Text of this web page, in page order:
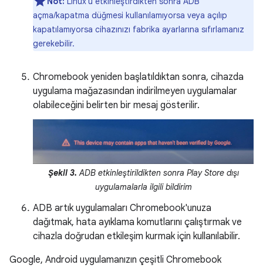
açma/kapatma düğmesi kullanılamıyorsa veya açılıp
kapatılamıyorsa cihazınızı fabrika ayarlarına sıfırlamanız
gerekebilir.
Chromebook yeniden başlatıldıktan sonra, cihazda
uygulama mağazasından indirilmeyen uygulamalar
olabileceğini belirten bir mesaj gösterilir.
Şekil 3. ADB etkinleştirildikten sonra Play Store dışı
uygulamalarla ilgili bildirim
ADB artık uygulamaları Chromebook'unuza
dağıtmak, hata ayıklama komutlarını çalıştırmak ve
cihazla doğrudan etkileşim kurmak için kullanılabilir.
Google, Android uygulamanızın çeşitli Chromebook